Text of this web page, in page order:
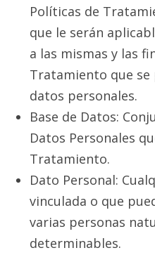
Políticas de
que le serán
a las mismas y las
Tratamiento que
datos personales.
Base de Datos:
Datos Personales
Tratamiento.
Dato Personal:
vinculada o que
varias personas
determinables.